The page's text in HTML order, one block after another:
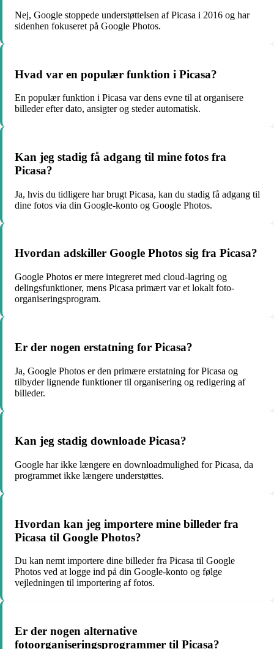
Nej, Google stoppede understøttelsen af Picasa i 2016 og har
sidenhen fokuseret på Google Photos.
Hvad var en populær funktion i Picasa?
En populær funktion i Picasa var dens evne til at organisere
billeder efter dato, ansigter og steder automatisk.
Kan jeg stadig få adgang til mine fotos fra
Picasa?
Ja, hvis du tidligere har brugt Picasa, kan du stadig få adgang til
dine fotos via din Google-konto og Google Photos.
Hvordan adskiller Google Photos sig fra Picasa?
Google Photos er mere integreret med cloud-lagring og
delingsfunktioner, mens Picasa primært var et lokalt foto-
organiseringsprogram.
Er der nogen erstatning for Picasa?
Ja, Google Photos er den primære erstatning for Picasa og
tilbyder lignende funktioner til organisering og redigering af
billeder.
Kan jeg stadig downloade Picasa?
Google har ikke længere en downloadmulighed for Picasa, da
programmet ikke længere understøttes.
Hvordan kan jeg importere mine billeder fra
Picasa til Google Photos?
Du kan nemt importere dine billeder fra Picasa til Google
Photos ved at logge ind på din Google-konto og følge
vejledningen til importering af fotos.
Er der nogen alternative
fotoorganiseringsprogrammer til Picasa?